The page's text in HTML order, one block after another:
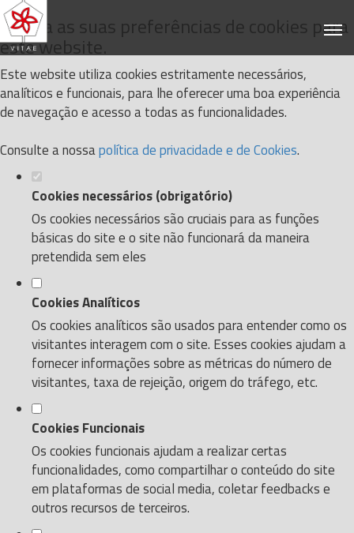
Defina as suas preferências de cookies para
este website.
Este website utiliza cookies estritamente necessários,
analíticos e funcionais, para lhe oferecer uma boa experiência
de navegação e acesso a todas as funcionalidades.
Consulte a nossapolítica de privacidade e de Cookies.
Cookies necessários (obrigatório)
Os cookies necessários são cruciais para as funções
básicas do site e o site não funcionará da maneira
pretendida sem eles
Cookies Analíticos
Os cookies analíticos são usados para entender como os
visitantes interagem com o site. Esses cookies ajudam a
fornecer informações sobre as métricas do número de
visitantes, taxa de rejeição, origem do tráfego, etc.
Cookies Funcionais
Os cookies funcionais ajudam a realizar certas
funcionalidades, como compartilhar o conteúdo do site
em plataformas de social media, coletar feedbacks e
outros recursos de terceiros.